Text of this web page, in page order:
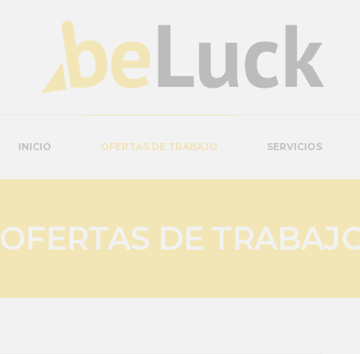
INICIO OFERTAS DE TRABAJO SERVICIOS
OFERTAS DE